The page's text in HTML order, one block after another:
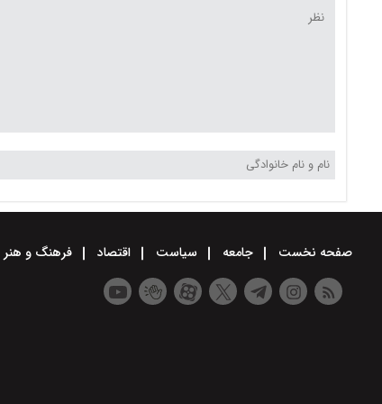
صفحه نخست جامعه سیاست اقتصاد فرهنگ و هنر